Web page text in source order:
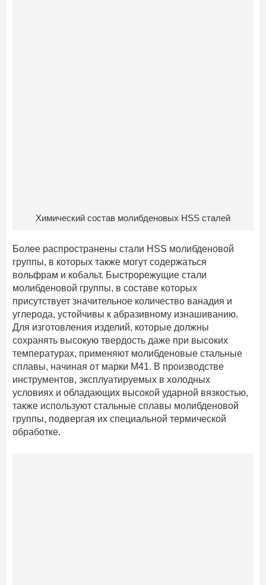
Химический состав молибденовых HSS сталей
Более распространены стали HSS молибденовой
группы, в которых также могут содержаться
вольфрам и кобальт. Быстрорежущие стали
молибденовой группы, в составе которых
присутствует значительное количество ванадия и
углерода, устойчивы к абразивному изнашиванию.
Для изготовления изделий, которые должны
сохранять высокую твердость даже при высоких
температурах, применяют молибденовые стальные
сплавы, начиная от марки М41. В производстве
инструментов, эксплуатируемых в холодных
условиях и обладающих высокой ударной вязкостью,
также используют стальные сплавы молибденовой
группы, подвергая их специальной термической
обработке.